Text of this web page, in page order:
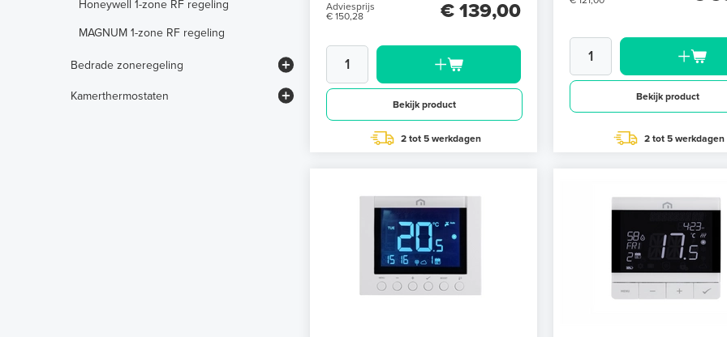
Honeywell 1-zone RF regeling
MAGNUM 1-zone RF regeling
Bedrade zoneregeling
Kamerthermostaten
Adviesprijs
€ 150,28
€ 139,00
Bekijk product
2 tot 5 werkdagen
Bekijk product
2 tot 5 werkdagen